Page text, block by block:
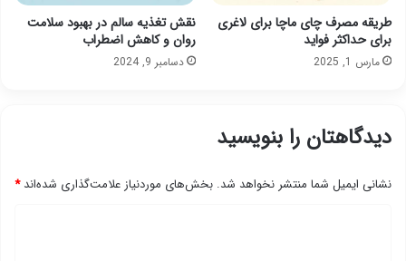
طریقه مصرف چای ماچا برای لاغری
برای حداکثر فواید
مارس 1, 2025
نقش تغذیه سالم در بهبود سلامت
روان و کاهش اضطراب
دسامبر 9, 2024
دیدگاهتان را بنویسید
نشانی ایمیل شما منتشر نخواهد شد. بخش‌های موردنیاز علامت‌گذاری شده‌اند*